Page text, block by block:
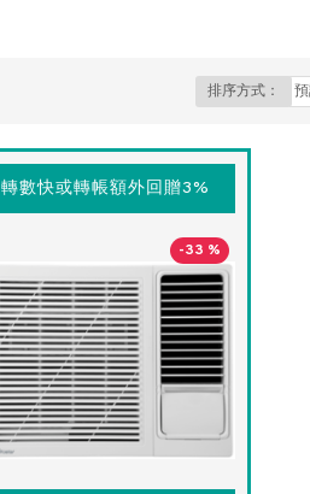
排序方式：
轉數快或轉帳額外回贈3%
-33 %